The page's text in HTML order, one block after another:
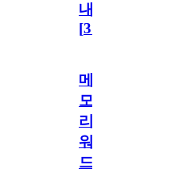
내
[31
메
모
리
워
드